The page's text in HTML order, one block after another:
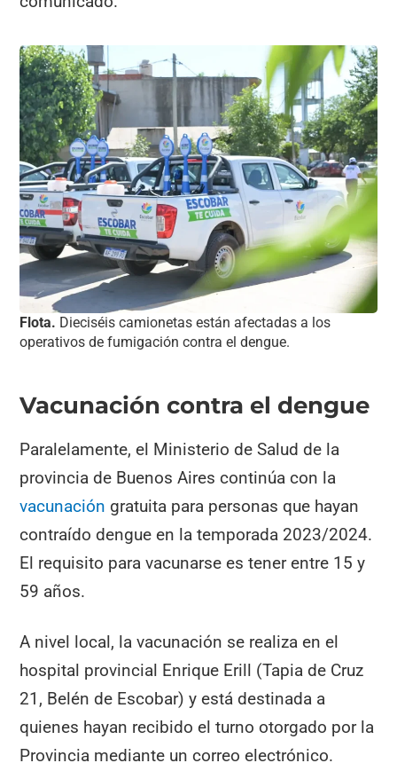
Flota. Dieciséis camionetas están afectadas a los
operativos de fumigación contra el dengue.
Vacunación contra el dengue
Paralelamente, el Ministerio de Salud de la
provincia de Buenos Aires continúa con la
vacunación gratuita para personas que hayan
contraído dengue en la temporada 2023/2024.
El requisito para vacunarse es tener entre 15 y
59 años.
A nivel local, la vacunación se realiza en el
hospital provincial Enrique Erill (Tapia de Cruz
21, Belén de Escobar) y está destinada a
quienes hayan recibido el turno otorgado por la
Provincia mediante un correo electrónico.